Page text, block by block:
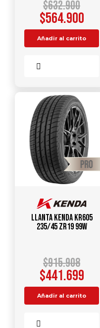
$632.900
$564.900
Añadir al carrito
Llanta KENDA KR605
235/45 ZR19 99W
$915.908
$441.699
Añadir al carrito